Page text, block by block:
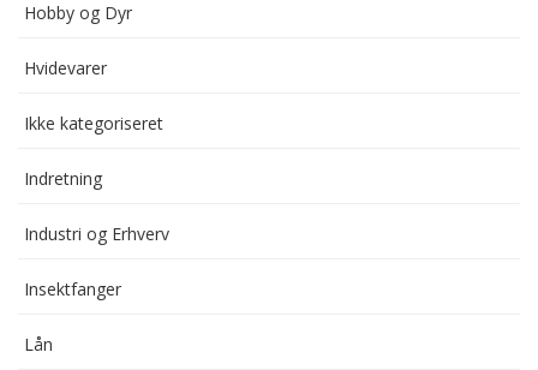
Hobby og Dyr
Hvidevarer
Ikke kategoriseret
Indretning
Industri og Erhverv
Insektfanger
Lån